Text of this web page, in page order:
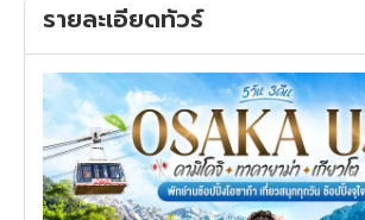
รายละเอียดทัวร์
ทัวร์ยุโรป
ทัวร์สแกนดิเนเวีย
ทัวร์จีน
ทัวร์ฮ่องกง
ภาคอีสาน
ภาคตะวันตก
ภาคตะวันออก